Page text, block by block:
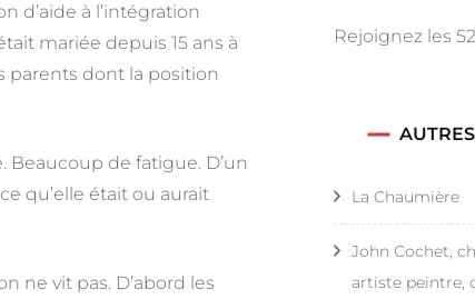
d’aide à l’intégration
mariée depuis 15 ans à
parents dont la position
Beaucoup de fatigue. D’un
qu’elle était ou aurait
ne vit pas. D’abord les
Rejoignez les
La Chaumière
John Cochet,
artiste peintre,